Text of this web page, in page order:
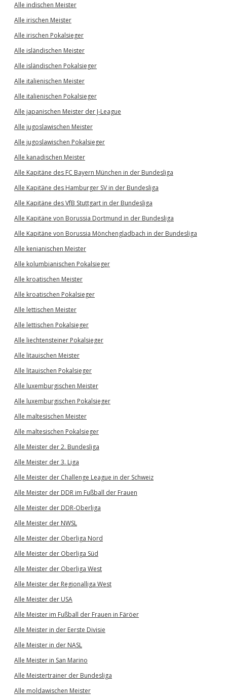
Alle indischen Meister
Alle irischen Meister
Alle irischen Pokalsieger
Alle isländischen Meister
Alle isländischen Pokalsieger
Alle italienischen Meister
Alle italienischen Pokalsieger
Alle japanischen Meister der J-League
Alle jugoslawischen Meister
Alle jugoslawischen Pokalsieger
Alle kanadischen Meister
Alle Kapitäne des FC Bayern München in der Bundesliga
Alle Kapitäne des Hamburger SV in der Bundesliga
Alle Kapitäne des VfB Stuttgart in der Bundesliga
Alle Kapitäne von Borussia Dortmund in der Bundesliga
Alle Kapitäne von Borussia Mönchengladbach in der Bundesliga
Alle kenianischen Meister
Alle kolumbianischen Pokalsieger
Alle kroatischen Meister
Alle kroatischen Pokalsieger
Alle lettischen Meister
Alle lettischen Pokalsieger
Alle liechtensteiner Pokalsieger
Alle litauischen Meister
Alle litauischen Pokalsieger
Alle luxemburgischen Meister
Alle luxemburgischen Pokalsieger
Alle maltesischen Meister
Alle maltesischen Pokalsieger
Alle Meister der 2. Bundesliga
Alle Meister der 3. Liga
Alle Meister der Challenge League in der Schweiz
Alle Meister der DDR im Fußball der Frauen
Alle Meister der DDR-Oberliga
Alle Meister der NWSL
Alle Meister der Oberliga Nord
Alle Meister der Oberliga Süd
Alle Meister der Oberliga West
Alle Meister der Regionalliga West
Alle Meister der USA
Alle Meister im Fußball der Frauen in Färöer
Alle Meister in der Eerste Divisie
Alle Meister in der NASL
Alle Meister in San Marino
Alle Meistertrainer der Bundesliga
Alle moldawischen Meister